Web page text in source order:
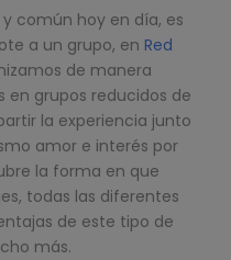
común hoy en día, es
a un grupo, en Red
de manera
en grupos reducidos de
la experiencia junto
amor e interés por
la forma en que
todas las diferentes
de este tipo de
más.